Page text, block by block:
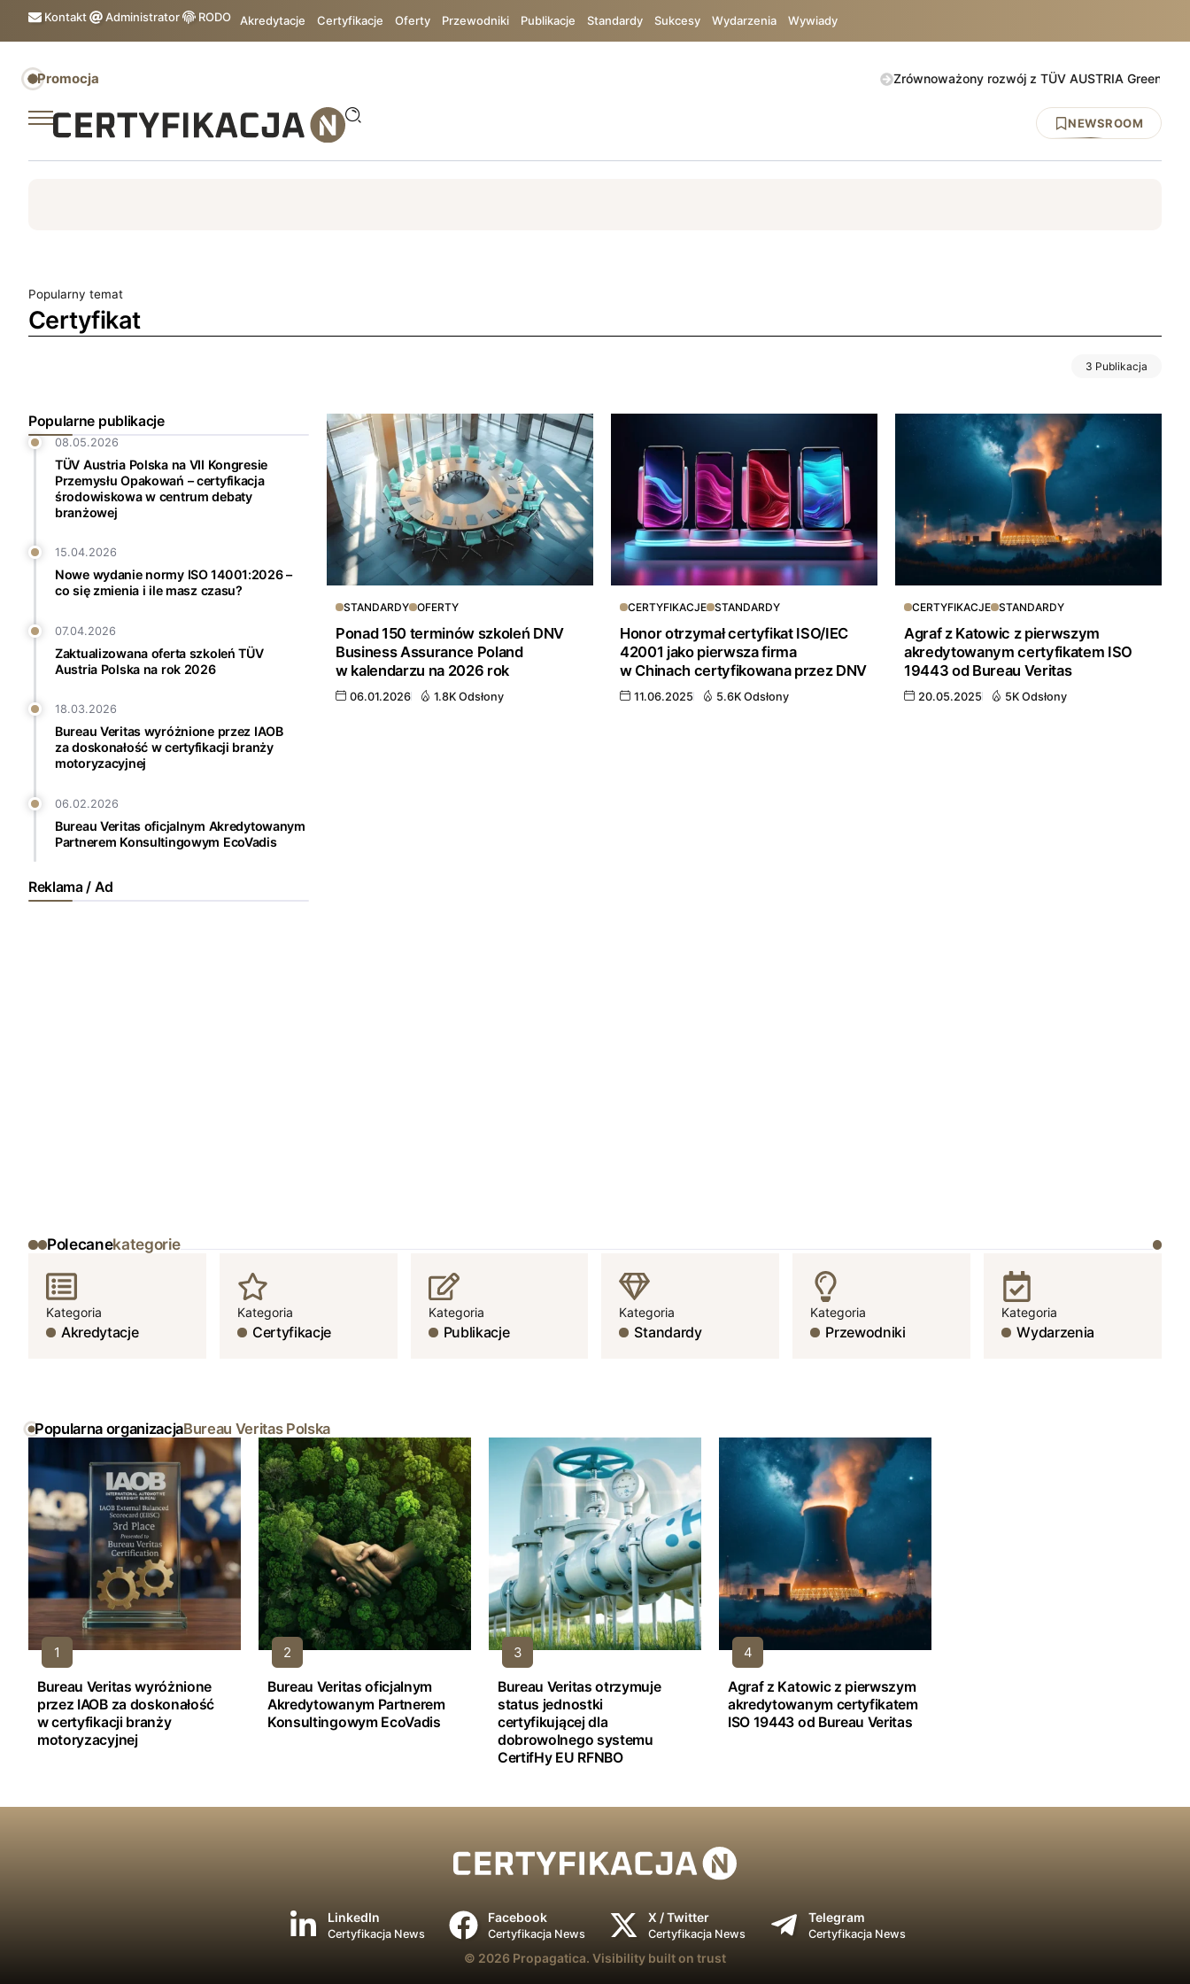
Kontakt Administrator RODO Akredytacje Certyfikacje Oferty Przewodniki Publikacje Standardy Sukcesy Wydarzenia Wywiady
Promocja Zrównoważony rozwój z TÜV AUSTRIA Green Action.
NEWSROOM
Popularny temat
Certyfikat
3 Publikacja
Popularne publikacje
08.05.2026
TÜV Austria Polska na VII Kongresie
Przemysłu Opakowań – certyfikacja
środowiskowa w centrum debaty
branżowej
15.04.2026
Nowe wydanie normy ISO 14001:2026 –
co się zmienia i ile masz czasu?
07.04.2026
Zaktualizowana oferta szkoleń TÜV
Austria Polska na rok 2026
18.03.2026
Bureau Veritas wyróżnione przez IAOB
za doskonałość w certyfikacji branży
motoryzacyjnej
06.02.2026
Bureau Veritas oficjalnym Akredytowanym
Partnerem Konsultingowym EcoVadis
Reklama / Ad
STANDARDY OFERTY
Ponad 150 terminów szkoleń DNV
Business Assurance Poland
w kalendarzu na 2026 rok
06.01.2026 1.8K Odsłony
CERTYFIKACJE STANDARDY
Honor otrzymał certyfikat ISO/IEC
42001 jako pierwsza firma
w Chinach certyfikowana przez DNV
11.06.2025 5.6K Odsłony
CERTYFIKACJE STANDARDY
Agraf z Katowic z pierwszym
akredytowanym certyfikatem ISO
19443 od Bureau Veritas
20.05.2025 5K Odsłony
Polecanekategorie
Kategoria
Akredytacje
Kategoria
Certyfikacje
Kategoria
Publikacje
Kategoria
Standardy
Kategoria
Przewodniki
Kategoria
Wydarzenia
Popularna organizacjaBureau Veritas Polska
Bureau Veritas wyróżnione
przez IAOB za doskonałość
w certyfikacji branży
motoryzacyjnej
Bureau Veritas oficjalnym
Akredytowanym Partnerem
Konsultingowym EcoVadis
Bureau Veritas otrzymuje
status jednostki
certyfikującej dla
dobrowolnego systemu
CertifHy EU RFNBO
Agraf z Katowic z pierwszym
akredytowanym certyfikatem
ISO 19443 od Bureau Veritas
LinkedIn
Certyfikacja News
Facebook
Certyfikacja News
X / Twitter
Certyfikacja News
Telegram
Certyfikacja News
© 2026 Propagatica. Visibility built on trust